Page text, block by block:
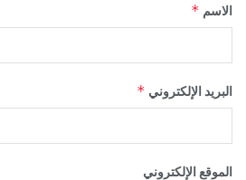
الاسم *
البريد الإلكتروني *
الموقع الإلكتروني